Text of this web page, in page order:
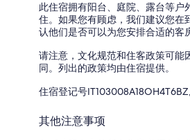
此住宿拥有阳台、庭院、露台等户
住。如果您有顾虑，我们建议您在
认他们是否可以为您安排合适的客
请注意，文化规范和住客政策可能
同。列出的政策均由住宿提供。
住宿登记号
其他注意事项